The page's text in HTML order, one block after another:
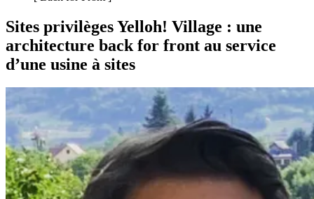
Sites privilèges Yelloh! Village : une
architecture back for front au service
d’une usine à sites